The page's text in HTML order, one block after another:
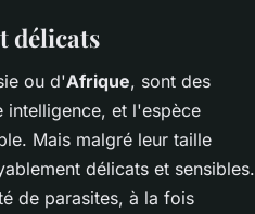
délicats
ou d'Afrique, sont des
intelligence, et l'espèce
Mais malgré leur taille
délicats et sensibles.
de parasites, à la fois